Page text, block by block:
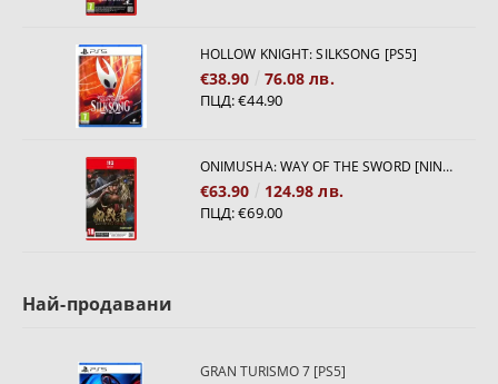
HOLLOW KNIGHT: SILKSONG [PS5]
€38.90 76.08 лв.
ПЦД:€44.90
ONIMUSHA: WAY OF THE SWORD [NINTENDO SWITCH 2]
€63.90 124.98 лв.
ПЦД:€69.00
Най-продавани
GRAN TURISMO 7 [PS5]